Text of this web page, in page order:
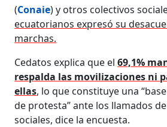
(Conaie) y otros colectivos
ecuatorianos expresó su
marchas.
Cedatos explica que el 69,1%
respalda las movilizaciones ni
ellas, lo que constituye una
de protesta” ante los llamados
sociales, dice la encuesta.